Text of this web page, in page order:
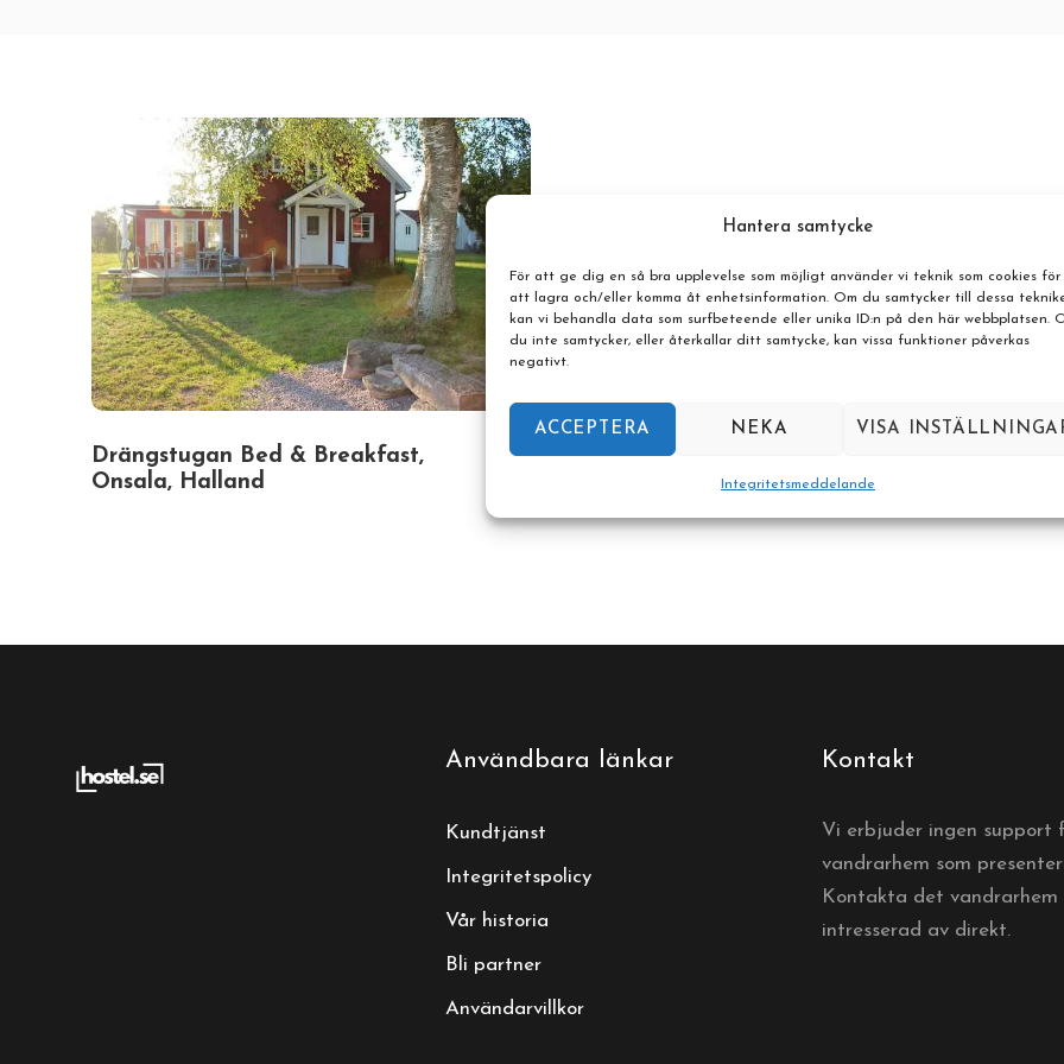
Hantera samtycke
För att ge dig en så bra upplevelse som möjligt använder vi teknik som cookies för
att lagra och/eller komma åt enhetsinformation. Om du samtycker till dessa
kan vi behandla data som surfbeteende eller unika ID:n på den här webbplatsen.
du inte samtycker, eller återkallar ditt samtycke, kan vissa funktioner påverkas
negativt.
ACCEPTERA NEKA VISA
Integritetsmeddelande
Drängstugan Bed & Breakfast,
Onsala, Halland
Användbara länkar
Kundtjänst
Integritetspolicy
Vår historia
Bli partner
Användarvillkor
Kontakt
Vi erbjuder ingen support
vandrarhem som
Kontakta det vandrarhem
intresserad av direkt.